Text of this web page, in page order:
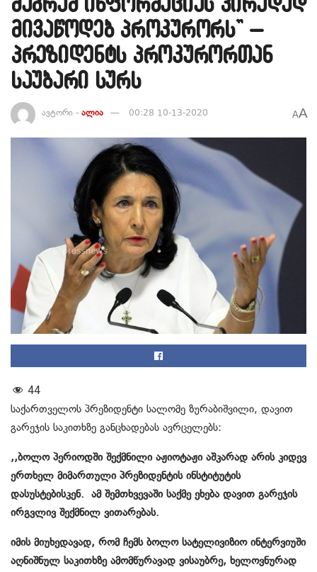
მივაწოდებ პროკურორს” –
პრეზიდენტს პროკურორთან
საუბარი სურს
ავტორი - ალია 00:28 10-13-2020 AA
44
საქართველოს პრეზიდენტი სალომე ზურაბიშვილი, დავით
გარეჯის საკითხზე განცხადებას ავრცელებს:
,,ბოლო პერიოდში შექმნილი აჟიოტაჟი აშკარად არის კიდევ
ერთხელ მიმართული პრეზიდენტის ინსტიტუტის
დასუსტებისკენ. ამ შემთხვევაში საქმე ეხება დავით გარეჯის
ირგვლივ შექმნილ ვითარებას.
იმის მიუხედავად, რომ ჩემს ბოლო სატელივიზიო ინტერვიუში
აღნიშნულ საკითხზე ამომწურავად ვისაუბრე, ხელოვნურად